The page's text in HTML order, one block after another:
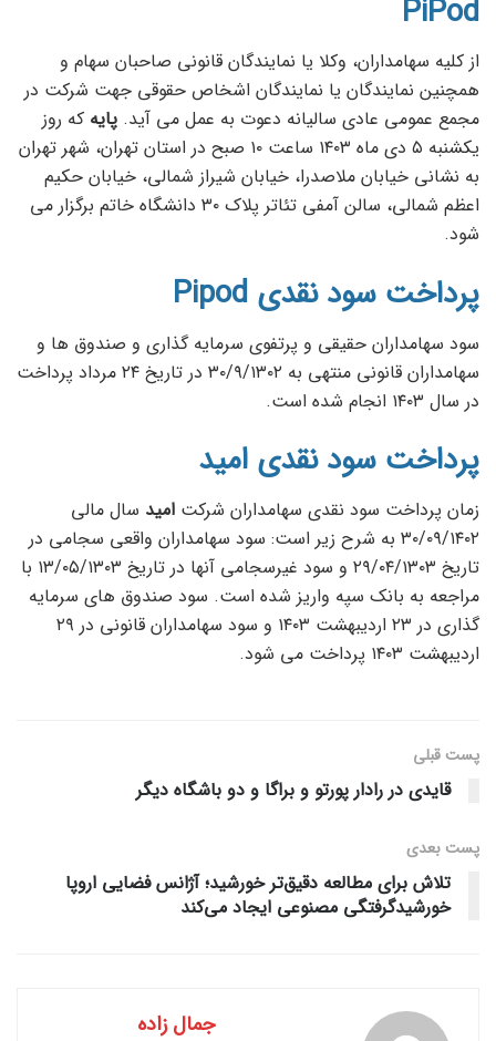
PiPod
از کلیه سهامداران، وکلا یا نمایندگان قانونی صاحبان سهام و
همچنین نمایندگان یا نمایندگان اشخاص حقوقی جهت شرکت در
مجمع عمومی عادی سالیانه دعوت به عمل می آید. پایه که روز
یکشنبه ۵ دی ماه ۱۴۰۳ ساعت ۱۰ صبح در استان تهران، شهر تهران
به نشانی خیابان ملاصدرا، خیابان شیراز شمالی، خیابان حکیم
اعظم شمالی، سالن آمفی تئاتر پلاک ۳۰ دانشگاه خاتم برگزار می
شود.
پرداخت سود نقدی Pipod
سود سهامداران حقیقی و پرتفوی سرمایه گذاری و صندوق ها و
سهامداران قانونی منتهی به ۳۰/۹/۱۳۰۲ در تاریخ ۲۴ مرداد پرداخت
در سال ۱۴۰۳ انجام شده است.
پرداخت سود نقدی امید
زمان پرداخت سود نقدی سهامداران شرکت امید سال مالی
۳۰/۰۹/۱۴۰۲ به شرح زیر است: سود سهامداران واقعی سجامی در
تاریخ ۲۹/۰۴/۱۳۰۳ و سود غیرسجامی آنها در تاریخ ۱۳/۰۵/۱۳۰۳ با
مراجعه به بانک سپه واریز شده است. سود صندوق های سرمایه
گذاری در ۲۳ اردیبهشت ۱۴۰۳ و سود سهامداران قانونی در ۲۹
اردیبهشت ۱۴۰۳ پرداخت می شود.
پست قبلی
قایدی در رادار پورتو و براگا و دو باشگاه دیگر
پست‌ بعدی
تلاش برای مطالعه دقیق‌تر خورشید؛ آژانس فضایی اروپا
خورشیدگرفتگی مصنوعی ایجاد می‌کند
جمال زاده